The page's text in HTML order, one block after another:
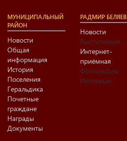
МУНИЦИПАЛЬНЫЙ
РАЙОН
Новости
Общая
информация
История
Поселения
Геральдика
Почетные
граждане
Награды
Документы
РАДМИР БЕЛЯЕВ
Новости
Выступления
Интернет-
приёмная
Фотоальбом
Интервью